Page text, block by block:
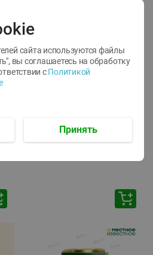
ТОФУ Vegetus ТВЕРДЫЙ
сайта используются файлы
вы соглашаетесь на обработку
с Политикой
Принять